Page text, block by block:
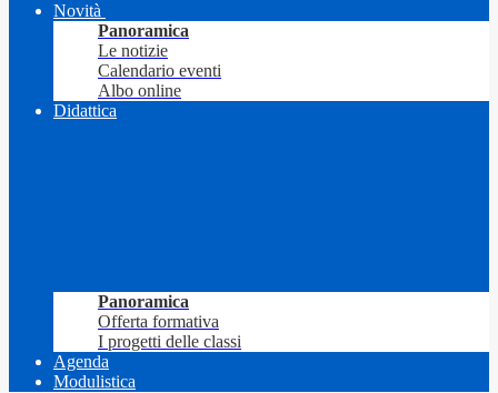
Novità
Panoramica
Le notizie
Calendario eventi
Albo online
Didattica
Panoramica
Offerta formativa
I progetti delle classi
Agenda
Modulistica